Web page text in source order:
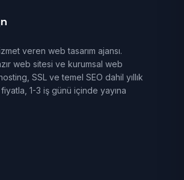
veren web tasarım ajansı.
web sitesi ve kurumsal web
hosting, SSL ve temel SEO dahil yıllık
1-3 iş günü içinde yayına